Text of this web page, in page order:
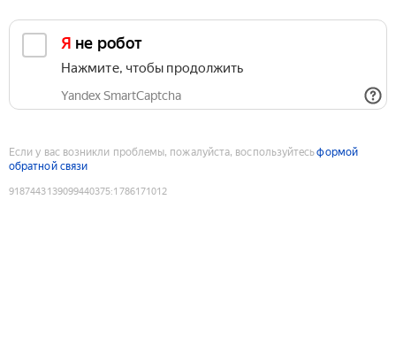
Я не робот
Нажмите, чтобы продолжить
Yandex SmartCaptcha
Если у вас возникли проблемы, пожалуйста, воспользуйтесьформой
обратной связи
9187443139099440375:1786171012